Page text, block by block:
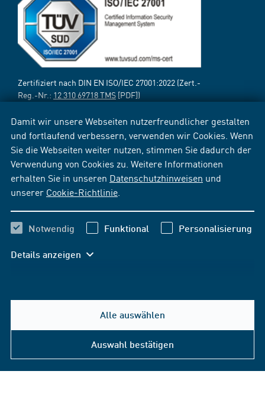
Damit wir unsere Webseiten nutzerfreundlicher gestalten
und fortlaufend verbessern, verwenden wir Cookies. Wenn
Sie die Webseiten weiter nutzen, stimmen Sie dadurch der
Verwendung von Cookies zu. Weitere Informationen
erhalten Sie in unseren Datenschutzhinweisen und
unserer Cookie-Richtlinie
Notwendig Funktional Personalisierung
Details anzeigen
Alle auswählen
Auswahl bestätigen
Zertifiziert nach DIN EN ISO/IEC 27001:2022 (Zert.-
Reg.-Nr.: 12 310 69718 TMS [PDF])